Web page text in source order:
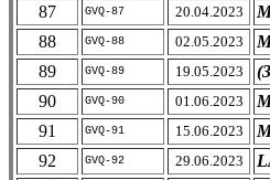
87
GVQ-87 20.04.2023
88
GVQ-88 02.05.2023
89
GVQ-89 19.05.2023
90
GVQ-90 01.06.2023
91
GVQ-91 15.06.2023
92
GVQ-92 29.06.2023